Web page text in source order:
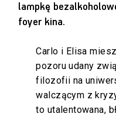
lampkę
foyer kina.
Carlo i Elisa
pozoru udany
filozofii na
walczącym z
to utalentowana,